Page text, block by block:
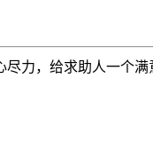
力，给求助人一个满